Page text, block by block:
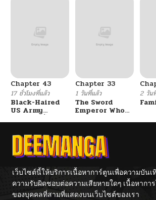
Chapter 43
17 ชั่วโมงที่แล้ว
Black-Haired
US Army
General ย้อนเวลา
Chapter 33
1 วันที่แล้ว
The Sword
Emperor Who
จักรพรรดิเทพดาบ
ผงาดเหนือชาติภพ
2 วัน
เว็บไซต์นี้ให้บริการเนื้อหาการ์ตูนเพื่อความบัน
ความรับผิดชอบต่อความเสียหายใดๆ เนื้อหาก
ของบุคคลที่สามที่แสดงบนเว็บไซต์ของเรา